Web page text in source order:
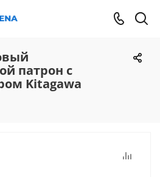
патрон с
Kitagawa